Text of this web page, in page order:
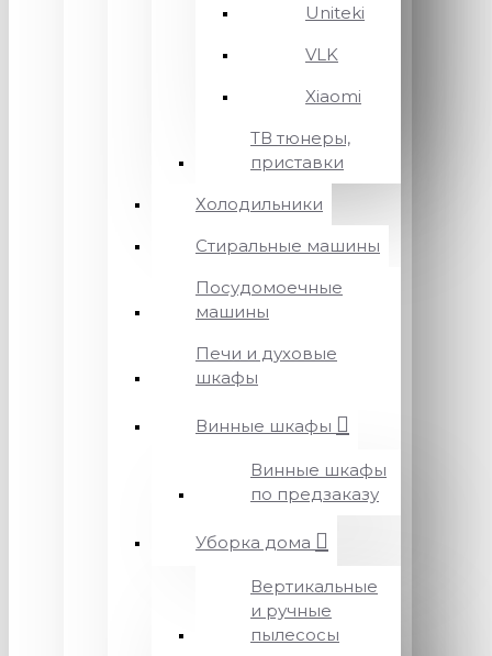
Uniteki
VLK
Xiaomi
ТВ тюнеры,
приставки
Холодильники
Стиральные машины
Посудомоечные
машины
Печи и духовые
шкафы
Винные шкафы
Винные шкафы
по предзаказу
Уборка дома
Вертикальные
и ручные
пылесосы